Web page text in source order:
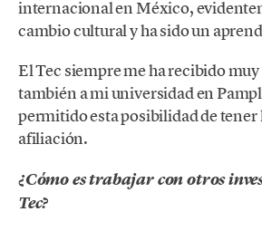
internacional en México,
cambio cultural y ha sido un
El Tec siempre me ha recibido
también a mi universidad en
permitido esta posibilidad de tener
afiliación.
¿Cómo es trabajar con otros
Tec?